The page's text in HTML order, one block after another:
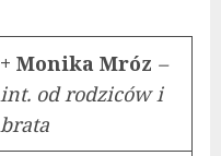
+ Monika Mróz –
int. od rodziców i
brata